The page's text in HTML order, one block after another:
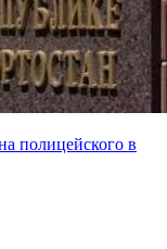
полицейского в